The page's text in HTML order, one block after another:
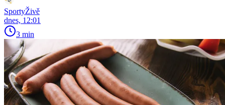
SportyŽivě
dnes, 12:01
3 min